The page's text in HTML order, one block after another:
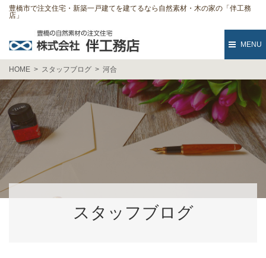
豊橋市で注文住宅・新築一戸建てを建てるなら自然素材・木の家の「伴工務
店」
MENU
HOME スタッフブログ 河合
スタッフブログ